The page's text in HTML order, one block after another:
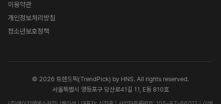
이용약관
개인정보처리방침
청소년보호정책
© 2026 트렌드픽(TrendPick) by HNS. All rights reserved.
서울특별시 영등포구 당산로41길 11, E동 810호